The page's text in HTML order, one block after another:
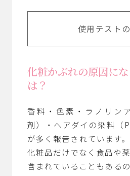
使用テスト
化粧かぶれの原因に
は？
香料・色素・ラノリン
剤）・ヘアダイの染料（
が多く報告されています
化粧品だけでなく食品や
含まれていることもある